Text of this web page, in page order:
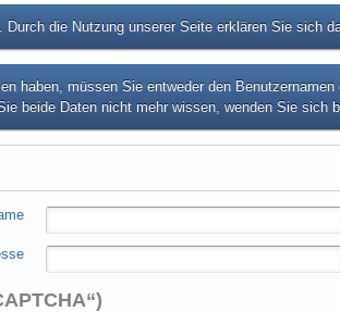
Durch die Nutzung unserer Seite erklären Sie sich
haben, müssen Sie entweder den
beide Daten nicht mehr wissen, wenden Sie sich